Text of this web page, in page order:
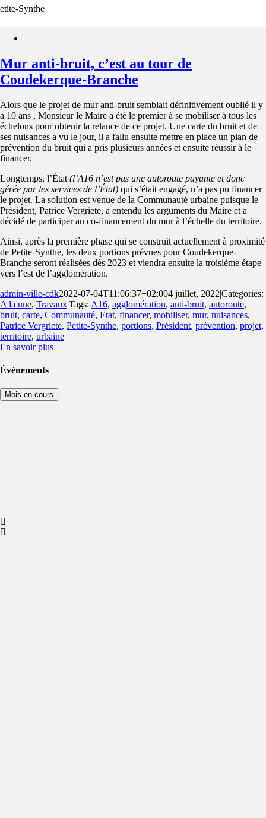
Synthe
Mur anti-bruit, c’est au tour de
Coudekerque-Branche
Alors que le projet de mur anti-bruit semblait définitivement oublié il y
a 10 ans , Monsieur le Maire a été le premier à se mobiliser à tous les
échelons pour obtenir la relance de ce projet. Une carte du bruit et de
ses nuisances a vu le jour, il a fallu ensuite mettre en place un plan de
prévention du bruit qui a pris plusieurs années et ensuite réussir à le
financer.
Longtemps, l’État (l’A16 n’est pas une autoroute payante et donc
gérée par les services de l’État) qui s’était engagé, n’a pas pu financer
le projet. La solution est venue de la Communauté urbaine puisque le
Président, Patrice Vergriete, a entendu les arguments du Maire et a
décidé de participer au co-financement du mur à l’échelle du territoire.
Ainsi, après la première phase qui se construit actuellement à proximité
de Petite-Synthe, les deux portions prévues pour Coudekerque-
Branche seront réalisées dès 2023 et viendra ensuite la troisième étape
vers l’est de l’agglomération.
admin-ville-cdk2022-07-04T11:06:37+02:004 juillet, 2022|Categories:
A la une, Travaux|Tags: A16, agglomération, anti-bruit, autoroute,
bruit, carte, Communauté, Etat, financer, mobiliser, mur, nuisances,
Patrice Vergriete, Petite-Synthe, portions, Président, prévention, projet,
territoire, urbaine|
En savoir plus
Événements
Mois en cours